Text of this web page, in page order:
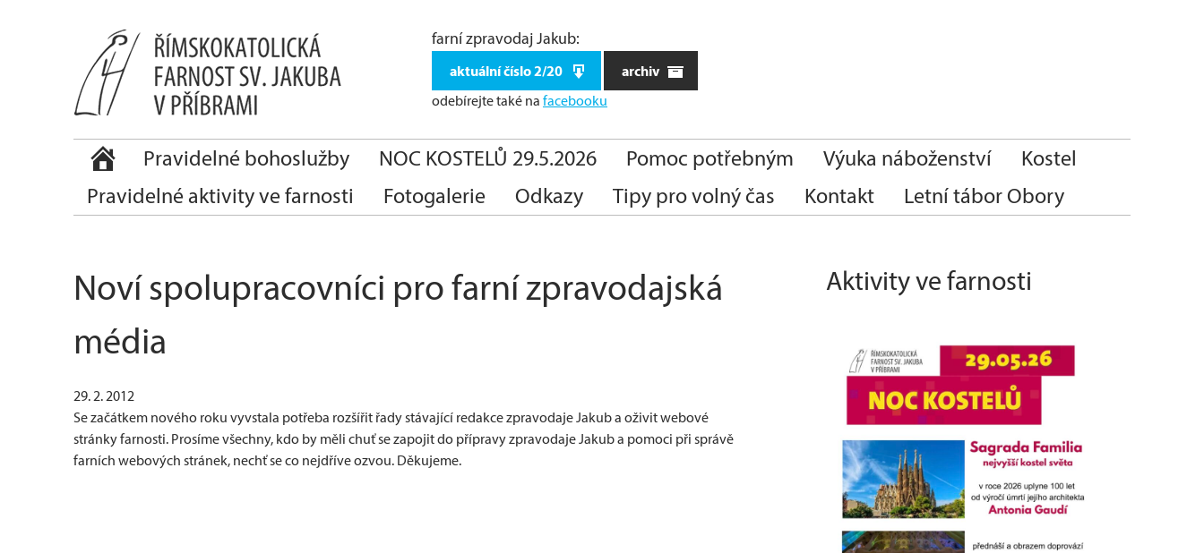
farní zpravodaj Jakub:
aktuální číslo 2/20 archiv
odebírejte také na facebooku
Pravidelné bohoslužby NOC KOSTELŮ 29.5.2026 Pomoc potřebným Výuka náboženství
Kostel
Pravidelné aktivity ve farnosti
Fotogalerie Odkazy Tipy pro volný čas Kontakt Letní tábor Obory
Noví spolupracovníci pro farní zpravodajská
média
29. 2. 2012
Se začátkem nového roku vyvstala potřeba rozšířit řady stávající redakce zpravodaje Jakub a oživit webové
stránky farnosti. Prosíme všechny, kdo by měli chuť se zapojit do přípravy zpravodaje Jakub a pomoci při správě
farních webových stránek, nechť se co nejdříve ozvou. Děkujeme.
Aktivity ve farnosti